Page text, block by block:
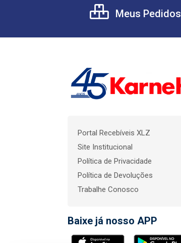
Meus Pedidos
Portal Recebíveis XLZ
Site Institucional
Política de Privacidade
Política de Devoluções
Trabalhe Conosco
Baixe já nosso APP